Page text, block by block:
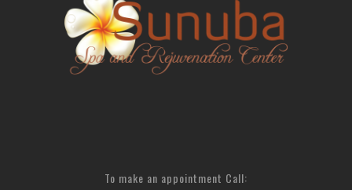
To make an appointment Call: